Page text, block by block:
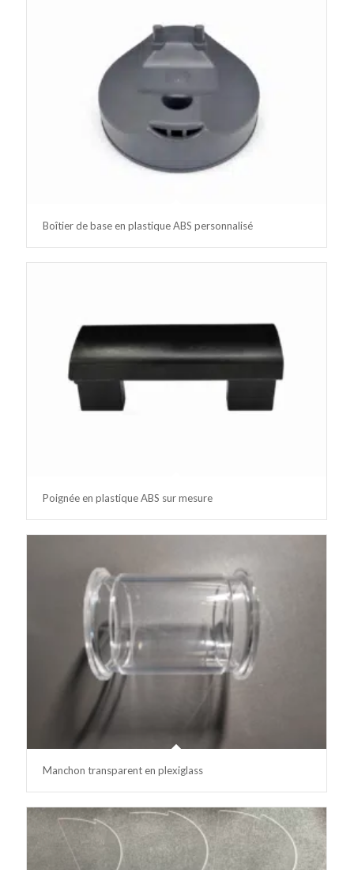
Boîtier de base en plastique ABS personnalisé
Poignée en plastique ABS sur mesure
Manchon transparent en plexiglass